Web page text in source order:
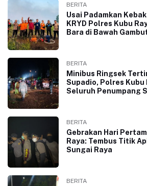
BERITA
Usai Padamkan
KRYD Polres Kubu
Bara di Bawah
BERITA
Minibus Ringsek
Supadio, Polres Kubu
Seluruh Penumpang
BERITA
Gebrakan Hari
Raya: Tembus Titik
Sungai Raya
BERITA